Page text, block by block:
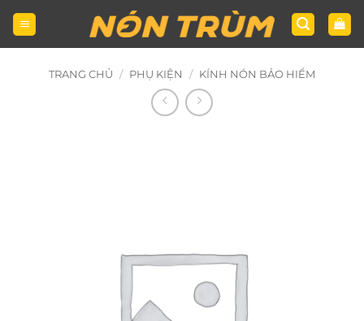
Bỏ
qua
nội
TRANG CHỦ / PHỤ KIỆN / KÍNH NÓN BẢO HIỂM